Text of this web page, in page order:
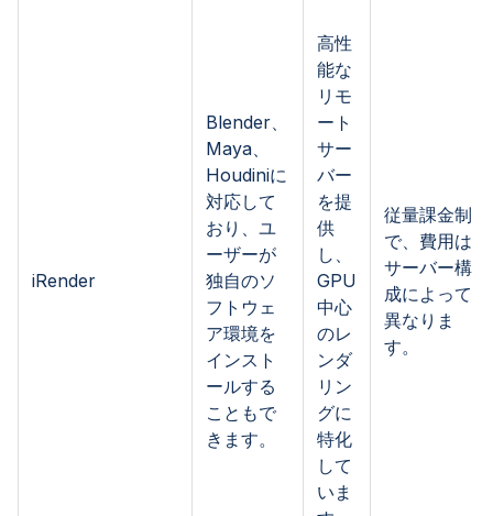
iRender
Blender、
Maya、
Houdiniに
対応して
おり、ユ
ーザーが
独自のソ
フトウェ
ア環境を
インスト
ールする
こともで
きます。
高性
能な
リモ
ート
サー
バー
を提
供
し、
GPU
中心
のレ
ンダ
リン
グに
特化
して
いま
従量課金制
で、費用は
サーバー構
成によって
異なりま
す。